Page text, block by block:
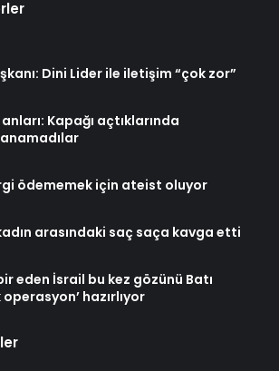
Dini Lider ile iletişim “çok zor”
Kapağı açtıklarında
ödememek için ateist oluyor
arasındaki saç saça kavga etti
eden İsrail bu kez gözünü Batı
operasyon’ hazırlıyor